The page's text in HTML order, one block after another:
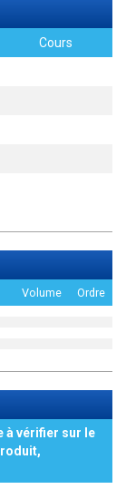
Cours
Volume Ordre
à vérifier sur le